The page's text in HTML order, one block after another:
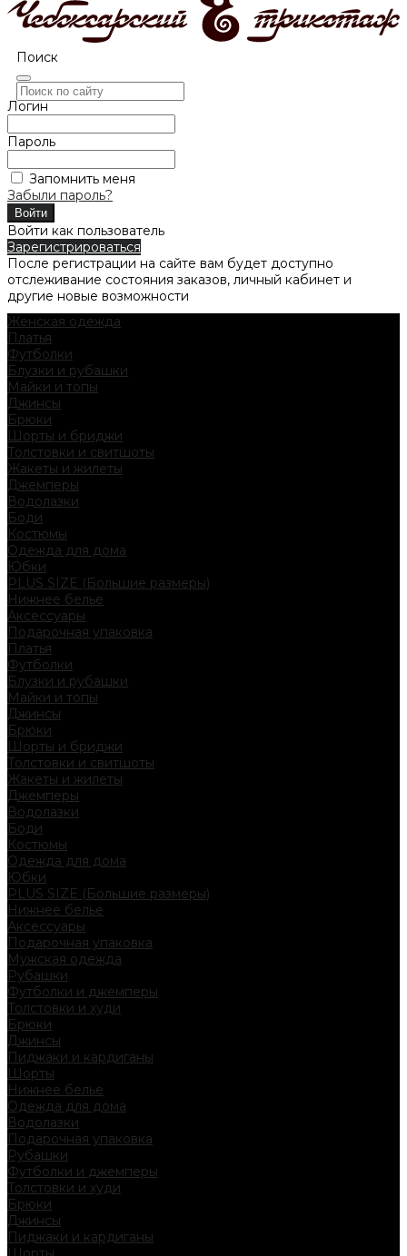
Поиск
Логин
Пароль
Запомнить меня
Забыли пароль?
Войти как пользователь
Зарегистрироваться
После регистрации на сайте вам будет доступно
отслеживание состояния заказов, личный кабинет и
другие новые возможности
Женская одежда
Платья
Футболки
Блузки и рубашки
Майки и топы
Джинсы
Брюки
Шорты и бриджи
Толстовки и свитшоты
Жакеты и жилеты
Джемперы
Водолазки
Боди
Костюмы
Одежда для дома
Юбки
PLUS SIZE (Большие размеры)
Нижнее белье
Аксессуары
Подарочная упаковка
Платья
Футболки
Блузки и рубашки
Майки и топы
Джинсы
Брюки
Шорты и бриджи
Толстовки и свитшоты
Жакеты и жилеты
Джемперы
Водолазки
Боди
Костюмы
Одежда для дома
Юбки
PLUS SIZE (Большие размеры)
Нижнее белье
Аксессуары
Подарочная упаковка
Мужская одежда
Рубашки
Футболки и джемперы
Толстовки и худи
Брюки
Джинсы
Пиджаки и кардиганы
Шорты
Нижнее белье
Одежда для дома
Водолазки
Подарочная упаковка
Рубашки
Футболки и джемперы
Толстовки и худи
Брюки
Джинсы
Пиджаки и кардиганы